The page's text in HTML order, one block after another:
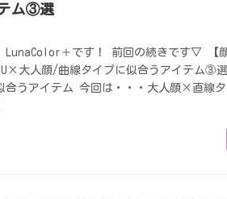
ム③選
LunaColor＋です！ 前回の続きです▽ 【顔
大人顔/曲線タイプに似合うアイテム③
合うアイテム 今回は・・・大人顔×直線